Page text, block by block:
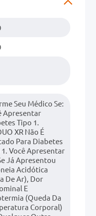
Seu Médico Se:
Apresentar
Tipo 1.
XR Não É
Para Diabetes
Você Apresentar
Já Apresentou
Acidótica
De Ar), Dor
E
(queda Da
Corporal)